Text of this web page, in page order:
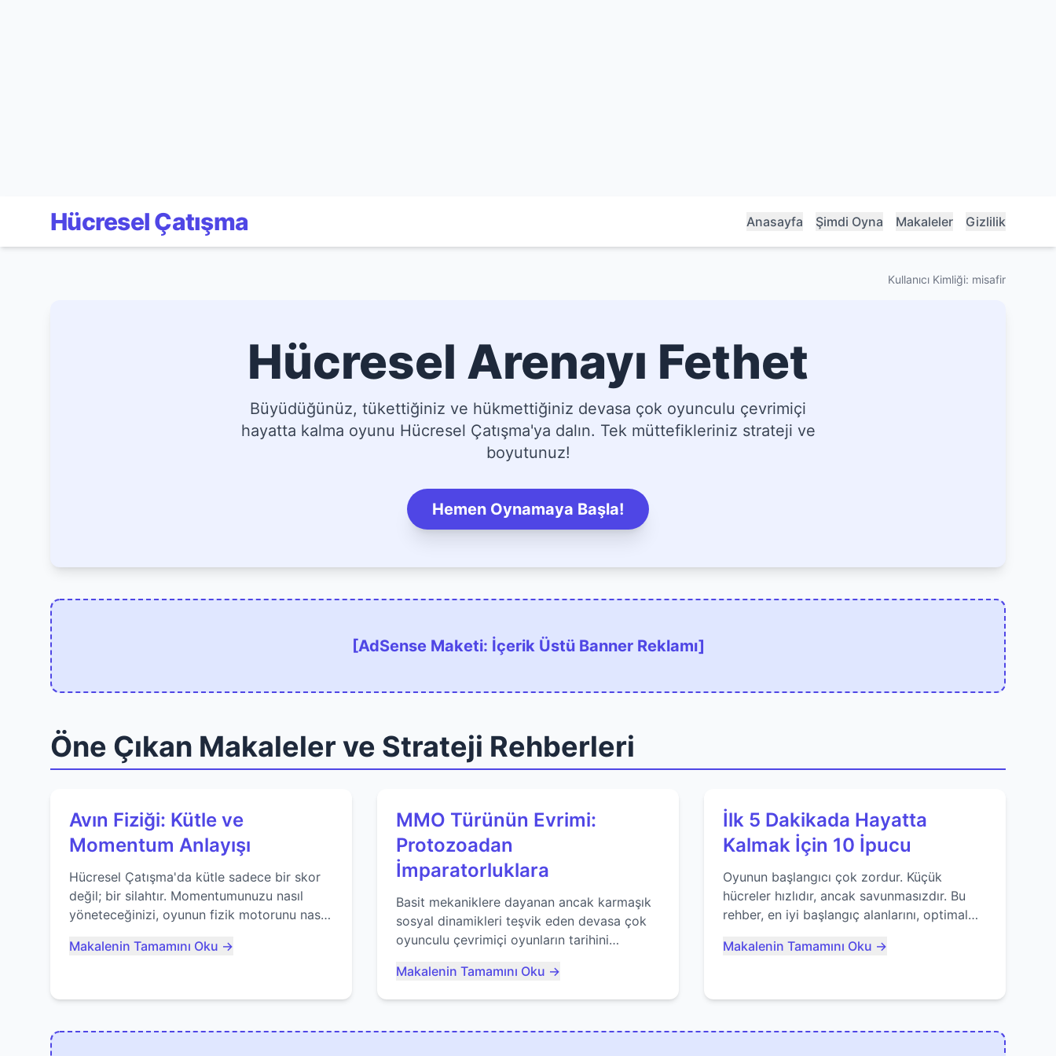
Hücresel Çatışma Anasayfa Şimdi Oyna Makaleler Gizlilik
Kullanıcı Kimliği: misafir
Hücresel Arenayı Fethet
Büyüdüğünüz, tükettiğiniz ve hükmettiğiniz devasa çok oyunculu çevrimiçi
hayatta kalma oyunu Hücresel Çatışma'ya dalın. Tek müttefikleriniz strateji ve
boyutunuz!
Hemen Oynamaya Başla!
[AdSense Maketi: İçerik Üstü Banner Reklamı]
Öne Çıkan Makaleler ve Strateji Rehberleri
Avın Fiziği: Kütle ve
Momentum Anlayışı
Hücresel Çatışma'da kütle sadece bir skor
değil; bir silahtır. Momentumunuzu nasıl
yöneteceğinizi, oyunun fizik motorunu nasıl
nasıl ustalaşacağınızı öğrenin...
Makalenin Tamamını Oku →
MMO Türünün Evrimi:
Protozoadan
İmparatorluklara
Basit mekaniklere dayanan ancak karmaşık
sosyal dinamikleri teşvik eden devasa çok
oyunculu çevrimiçi oyunların tarihini
bakıyoruz...
Makalenin Tamamını Oku →
İlk 5 Dakikada Hayatta
Kalmak İçin 10 İpucu
Oyunun başlangıcı çok zordur. Küçük
hücreler hızlıdır, ancak savunmasızdır. Bu
rehber, en iyi başlangıç alanlarını, optimal
olmaktan nasıl kaçınacağınızı anlatıyor...
Makalenin Tamamını Oku →